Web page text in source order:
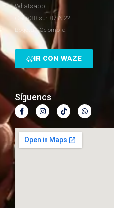
Whatsapp
Calle 38 sur 87 A 22
Bogotá - Colombia
IR CON WAZE
Síguenos